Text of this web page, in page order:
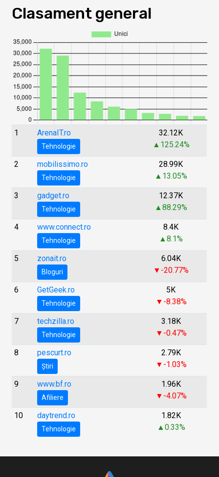
Clasament general
1 ArenaIT.ro
Tehnologie
32.12K
▲125.24%
2 mobilissimo.ro
Tehnologie
28.99K
▲13.05%
3 gadget.ro
Tehnologie
12.37K
▲88.29%
4 www.connect.ro
Tehnologie
8.4K
▲8.1%
5 zonait.ro
Bloguri
6.04K
▼-20.77%
6 GetGeek.ro
Tehnologie
5K
▼-8.38%
7 techzilla.ro
Tehnologie
3.18K
▼-0.47%
8 pescurt.ro
Știri
2.79K
▼-1.03%
9 www.bf.ro
Afiliere
1.96K
▼-4.07%
10 daytrend.ro
Tehnologie
1.82K
▲0.33%